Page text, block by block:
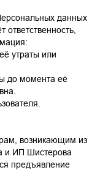
данных
утраты или
до момента её
возникающим из
и ИП Шистерова
предъявление